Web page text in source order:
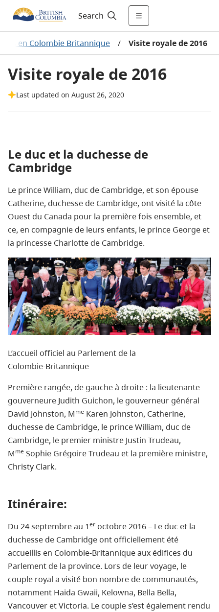
Search
en Colombie Britannique / Visite royale de 2016
Visite royale de 2016
Last updated on August 26, 2020
Le duc et la duchesse de
Cambridge
Le prince William, duc de Cambridge, et son épouse
Catherine, duchesse de Cambridge, ont visité la côte
Ouest du Canada pour la première fois ensemble, et
ce, en compagnie de leurs enfants, le prince George et
la princesse Charlotte de Cambridge.
L’accueil officiel au Parlement de la
Colombie‑Britannique
Première rangée, de gauche à droite : la lieutenante-
gouverneure Judith Guichon, le gouverneur général
David Johnston, Mme Karen Johnston, Catherine,
duchesse de Cambridge, le prince William, duc de
Cambridge, le premier ministre Justin Trudeau,
Mme Sophie Grégoire Trudeau et la première ministre,
Christy Clark.
Itinéraire:
Du 24 septembre au 1er octobre 2016 – Le duc et la
duchesse de Cambridge ont officiellement été
accueillis en Colombie‑Britannique aux édifices du
Parlement de la province. Lors de leur voyage, le
couple royal a visité bon nombre de communautés,
notamment Haida Gwaii, Kelowna, Bella Bella,
Vancouver et Victoria. Le couple s’est également rendu